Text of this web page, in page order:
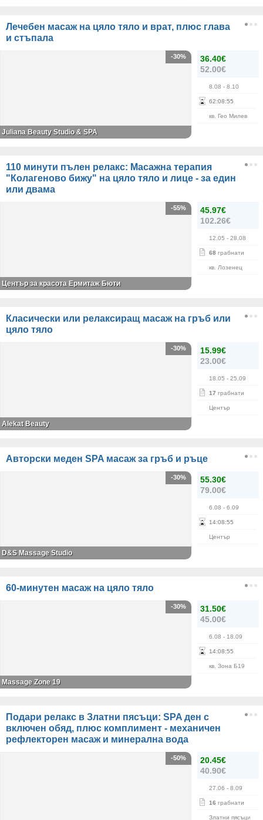
Лечебен масаж на цяло тяло и врат, плюс глава
и стъпала
36.40€
52.00€
8.08 - 8.10
62:08:55
кв. Гео Милев
-30%
Juliana Beauty Studio & SPA
110 минути пълен релакс: Масажна терапия
"Колагеново бижу" на цяло тяло и лице - за един
или двама
45.97€
102.26€
12.05 - 28.08
68 грабнати
кв. Лозенец
-55%
Център за красота Ермитаж Бюти
Класически или релаксиращ масаж на гръб или
цяло тяло
15.99€
23.00€
18.05 - 25.09
17 грабнати
Център
-30%
Alekat Beauty
Авторски меден SPA масаж за гръб и ръце
55.30€
79.00€
6.08 - 6.09
14:08:55
Център
-30%
D&S Massage Studio
60-минутен масаж на цяло тяло
31.50€
45.00€
6.08 - 18.09
14:08:55
кв. Зона Б19
-30%
Massage Zone 19
Подари релакс в Златни пясъци: SPA ден с
включен обяд, плюс комплимент - механичен
рефлекторен масаж и минерална вода
20.45€
40.90€
27.06 - 8.09
16 грабнати
Златни пясъци
-50%